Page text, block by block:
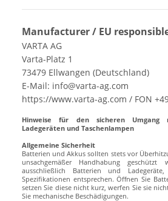
Manufacturer / EU
VARTA AG
Varta-Platz 1
73479 Ellwangen (Deutschland)
E-Mail: info@varta-ag.com
https://www.varta-ag.com / FON
Hinweise für den sicheren Umgang
Ladegeräten und Taschenlampen
Allgemeine Sicherheit
Batterien und Akkus sollten stets vor
unsachgemäßer Handhabung geschützt
ausschließlich Batterien und
Spezifikationen entsprechen. Öffnen Sie
setzen Sie diese nicht kurz, werfen Sie sie
Sie mechanische Beschädigungen.